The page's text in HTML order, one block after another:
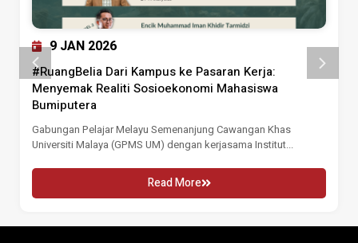
9 JAN 2026
#RuangBelia Dari Kampus ke Pasaran Kerja:
Menyemak Realiti Sosioekonomi Mahasiswa
Bumiputera
Gabungan Pelajar Melayu Semenanjung Cawangan Khas
Universiti Malaya (GPMS UM) dengan kerjasama Institut...
Read More